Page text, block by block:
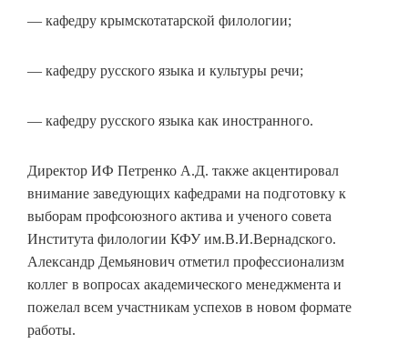
— кафедру крымскотатарской филологии;
— кафедру русского языка и культуры речи;
— кафедру русского языка как иностранного.
Директор ИФ Петренко А.Д. также акцентировал
внимание заведующих кафедрами на подготовку к
выборам профсоюзного актива и ученого совета
Института филологии КФУ им.В.И.Вернадского.
Александр Демьянович отметил профессионализм
коллег в вопросах академического менеджмента и
пожелал всем участникам успехов в новом формате
работы.